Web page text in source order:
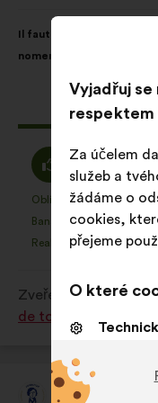
Obsah
návrhu:
Il faut davantage mettre
nomenclature des
distribucí:
Souhlasím
:
Oblíbený
:krát
Banalita
:krát
Realistický
:krát
Zveřejněno v
de tous les Français
Alice Milliat
Vyjadřuj se
respektem
Za účelem
služeb a
žádáme o
cookies,
přejeme
O které